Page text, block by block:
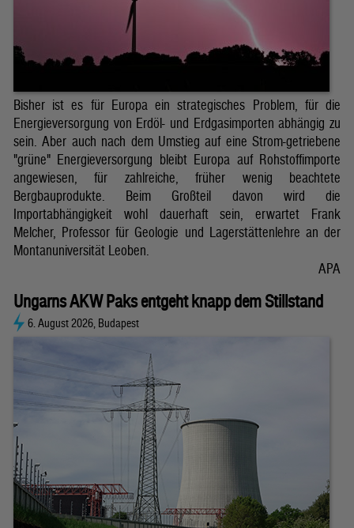
Bisher ist es für Europa ein strategisches Problem, für die
Energieversorgung von Erdöl- und Erdgasimporten abhängig zu
sein. Aber auch nach dem Umstieg auf eine Strom-getriebene
"grüne" Energieversorgung bleibt Europa auf Rohstoffimporte
angewiesen, für zahlreiche, früher wenig beachtete
Bergbauprodukte. Beim Großteil davon wird die
Importabhängigkeit wohl dauerhaft sein, erwartet Frank
Melcher, Professor für Geologie und Lagerstättenlehre an der
Montanuniversität Leoben.
APA
Ungarns AKW Paks entgeht knapp dem Stillstand
6. August 2026, Budapest